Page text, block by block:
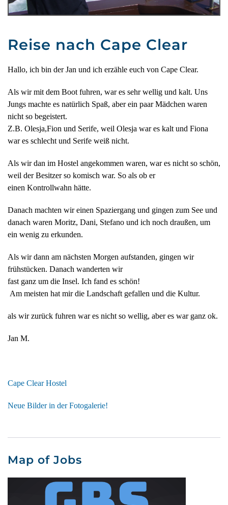
Reise nach Cape Clear
Hallo, ich bin der Jan und ich erzähle euch von Cape Clear.
Als wir mit dem Boot fuhren, war es sehr wellig und kalt. Uns
Jungs machte es natürlich Spaß, aber ein paar Mädchen waren
nicht so begeistert.
Z.B. Olesja,Fion und Serife, weil Olesja war es kalt und Fiona
war es schlecht und Serife weiß nicht.
Als wir dan im Hostel angekommen waren, war es nicht so schön,
weil der Besitzer so komisch war. So als ob er
einen Kontrollwahn hätte.
Danach machten wir einen Spaziergang und gingen zum See und
danach waren Moritz, Dani, Stefano und ich noch draußen, um
ein wenig zu erkunden.
Als wir dann am nächsten Morgen aufstanden, gingen wir
frühstücken. Danach wanderten wir
fast ganz um die Insel. Ich fand es schön!
Am meisten hat mir die Landschaft gefallen und die Kultur.
als wir zurück fuhren war es nicht so wellig, aber es war ganz ok.
Jan M.
Cape Clear Hostel
Neue Bilder in der Fotogalerie!
Map of Jobs